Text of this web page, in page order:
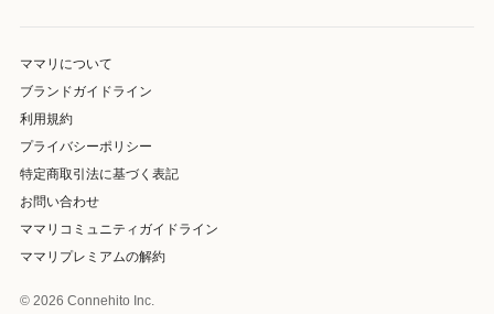
ママリについて
ブランドガイドライン
利用規約
プライバシーポリシー
特定商取引法に基づく表記
お問い合わせ
ママリコミュニティガイドライン
ママリプレミアムの解約
© 2026 Connehito Inc.